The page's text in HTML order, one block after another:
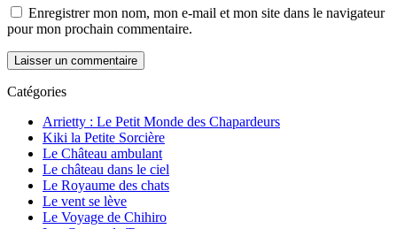
Enregistrer mon nom, mon e-mail et mon site dans le navigateur
pour mon prochain commentaire.
Catégories
Arrietty : Le Petit Monde des Chapardeurs
Kiki la Petite Sorcière
Le Château ambulant
Le château dans le ciel
Le Royaume des chats
Le vent se lève
Le Voyage de Chihiro